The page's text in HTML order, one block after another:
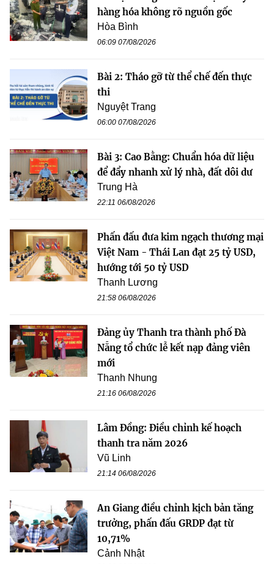
hàng hóa không rõ nguồn gốc
Hòa Bình
06:09 07/08/2026
Bài 2: Tháo gỡ từ thể chế đến thực
thi
Nguyệt Trang
06:00 07/08/2026
Bài 3: Cao Bằng: Chuẩn hóa dữ liệu
để đẩy nhanh xử lý nhà, đất dôi dư
Trung Hà
22:11 06/08/2026
Phấn đấu đưa kim ngạch thương mại
Việt Nam - Thái Lan đạt 25 tỷ USD,
hướng tới 50 tỷ USD
Thanh Lương
21:58 06/08/2026
Đảng ủy Thanh tra thành phố Đà
Nẵng tổ chức lễ kết nạp đảng viên
mới
Thanh Nhung
21:16 06/08/2026
Lâm Đồng: Điều chỉnh kế hoạch
thanh tra năm 2026
Vũ Linh
21:14 06/08/2026
An Giang điều chỉnh kịch bản tăng
trưởng, phấn đấu GRDP đạt từ
10,71%
Cảnh Nhật